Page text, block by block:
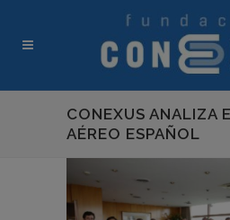
CONEXUS ANALIZA
AÉREO ESPAÑOL